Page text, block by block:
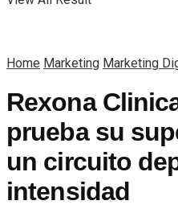
Home Marketing Marketing
Rexona
prueba su
un circuito
intensidad